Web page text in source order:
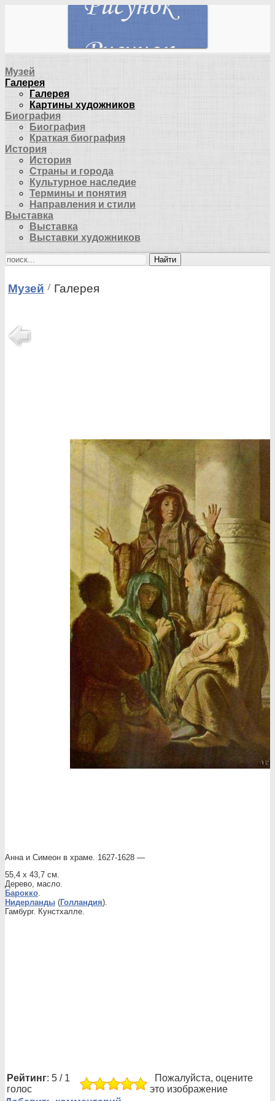
Музей
Галерея
Галерея
Картины художников
Биография
Биография
Краткая биография
История
История
Страны и города
Культурное наследие
Термины и понятия
Направления и стили
Выставка
Выставка
Выставки художников
Найти
Музей Галерея
Анна и Симеон в храме. 1627-1628 —
55,4 x 43,7 см.
Дерево, масло.
Барокко.
Нидерланды (Голландия).
Гамбург. Кунстхалле.
Рейтинг: 5 / 1
голос
Пожалуйста, оцените
это изображение